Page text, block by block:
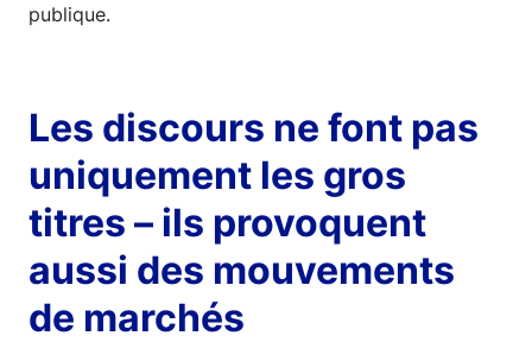
publique.
Les discours ne font pas
uniquement les gros
titres – ils provoquent
aussi des mouvements
de marchés